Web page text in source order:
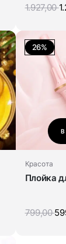
и
1.927,00
26%
В
Красота
Плойка
799,00